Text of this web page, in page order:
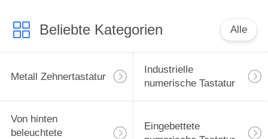
Beliebte Kategorien Alle
Metall Zehnertastatur
Industrielle
numerische Tastatur
Von hinten
beleuchtete
Eingebettete